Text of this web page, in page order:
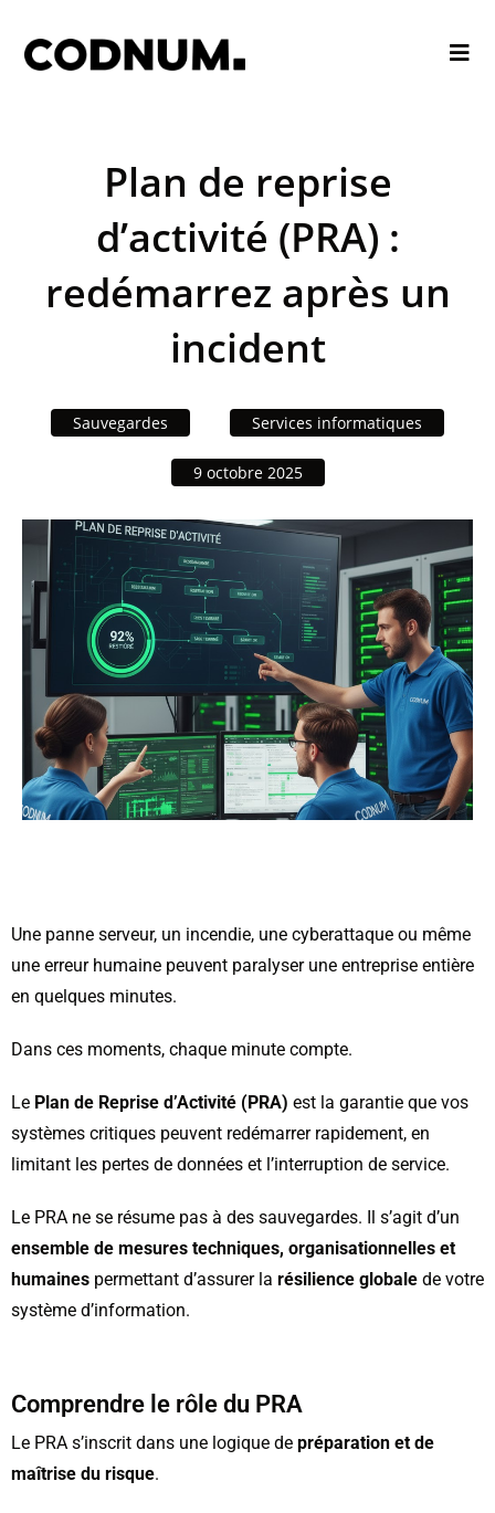
Plan de reprise
d’activité (PRA) :
redémarrez après un
incident
Sauvegardes Services informatiques
9 octobre 2025
Une panne serveur, un incendie, une cyberattaque ou même
une erreur humaine peuvent paralyser une entreprise entière
en quelques minutes.
Dans ces moments, chaque minute compte.
Le Plan de Reprise d’Activité (PRA) est la garantie que vos
systèmes critiques peuvent redémarrer rapidement, en
limitant les pertes de données et l’interruption de service.
Le PRA ne se résume pas à des sauvegardes. Il s’agit d’un
ensemble de mesures techniques, organisationnelles et
humaines permettant d’assurer la résilience globale de votre
système d’information.
Comprendre le rôle du PRA
Le PRA s’inscrit dans une logique de préparation et de
maîtrise du risque.